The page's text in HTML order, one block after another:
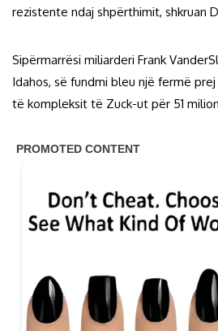
rezistente ndaj shpërthimit, shkruan
Sipërmarrësi miliarderi Frank
Idahos, së fundmi bleu një fermë
të kompleksit të Zuck-ut për 51